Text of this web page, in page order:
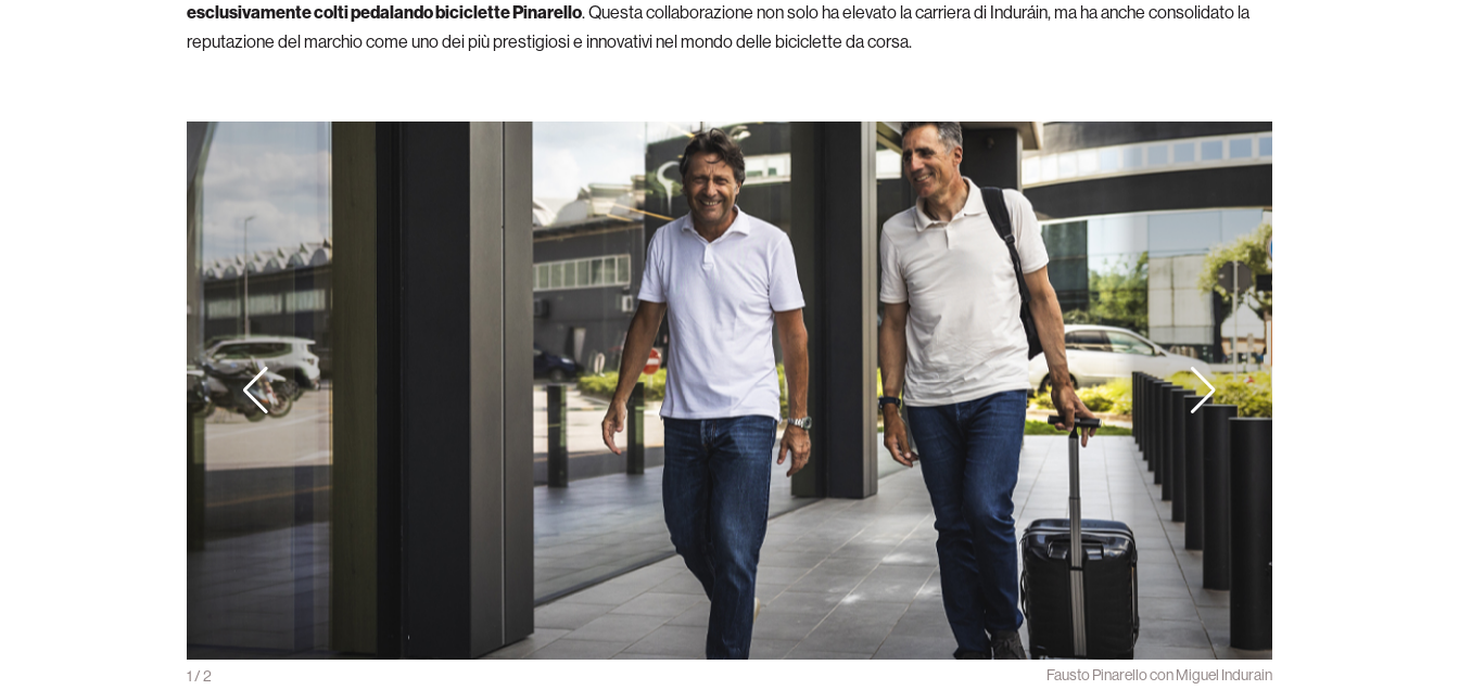
esclusivamente colti pedalando biciclette Pinarello. Questa collaborazione non solo ha elevato la carriera di Induráin, ma ha anche consolidato la
reputazione del marchio come uno dei più prestigiosi e innovativi nel mondo delle biciclette da corsa.
Fausto Pinarello con Miguel Indurain
1/2